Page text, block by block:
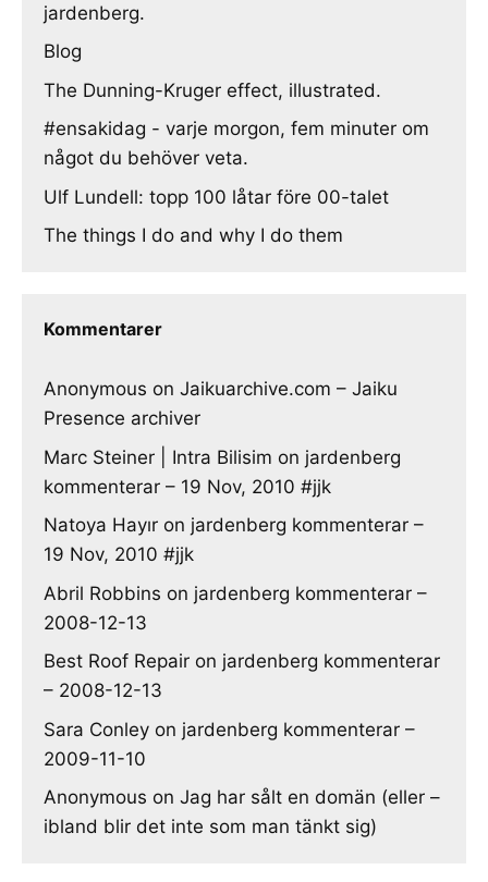
jardenberg.
Blog
The Dunning-Kruger effect, illustrated.
#ensakidag - varje morgon, fem minuter om
något du behöver veta.
Ulf Lundell: topp 100 låtar före 00-talet
The things I do and why I do them
Kommentarer
Anonymous on Jaikuarchive.com – Jaiku
Presence archiver
Marc Steiner | Intra Bilisim on jardenberg
kommenterar – 19 Nov, 2010 #jjk
Natoya Hayır on jardenberg kommenterar –
19 Nov, 2010 #jjk
Abril Robbins on jardenberg kommenterar –
2008-12-13
Best Roof Repair on jardenberg kommenterar
– 2008-12-13
Sara Conley on jardenberg kommenterar –
2009-11-10
Anonymous on Jag har sålt en domän (eller –
ibland blir det inte som man tänkt sig)